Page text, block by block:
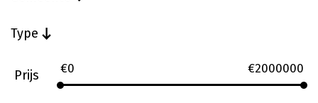
Type
Prijs €0 €2000000